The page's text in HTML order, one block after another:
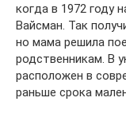
когда в 1972 году
Вайсман. Так
но мама решила
родственникам. В
расположен в
раньше срока